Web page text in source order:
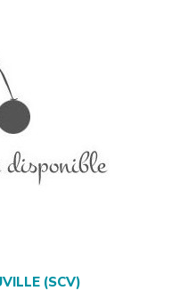
(SCV)